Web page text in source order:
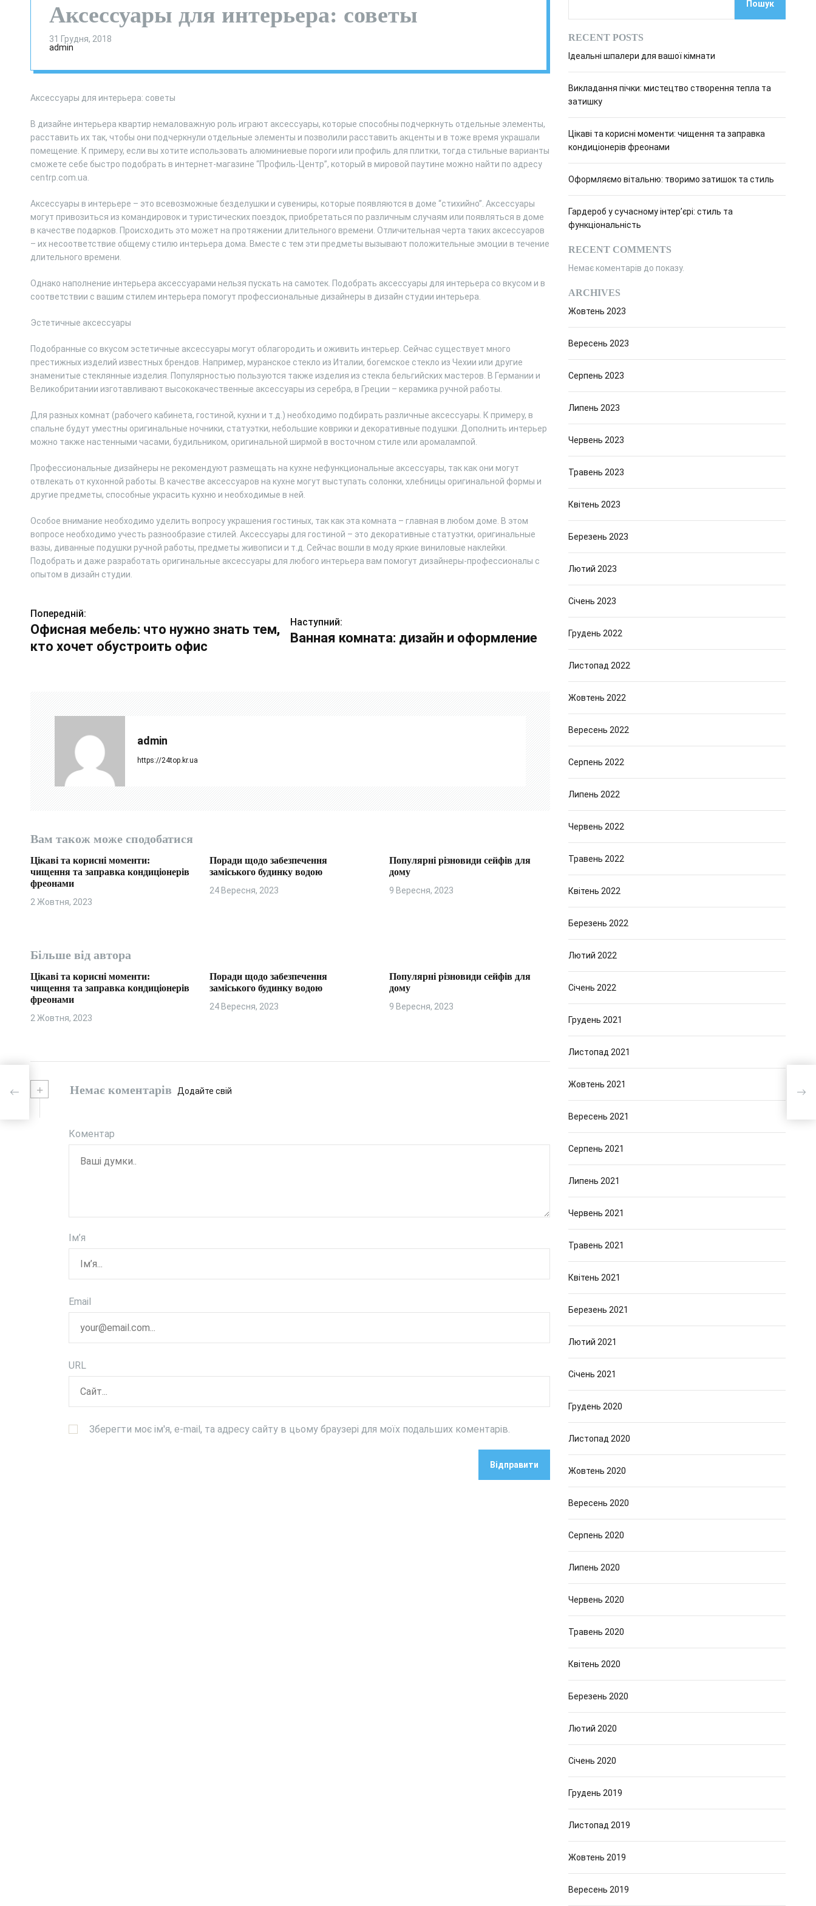
в
р
е
и
Аксессуары для интерьера: советы
31 Грудня, 2018
admin
Аксессуары для интерьера: советы
В дизайне интерьера квартир немаловажную роль играют аксессуары, которые способны подчеркнуть отдельные элементы,
расставить их так, чтобы они подчеркнули отдельные элементы и позволили расставить акценты и в тоже время украшали
помещение. К примеру, если вы хотите использовать алюминиевые пороги или профиль для плитки, тогда стильные варианты
сможете себе быстро подобрать в интернет-магазине “Профиль-Центр”, который в мировой паутине можно найти по адресу
centrp.com.ua.
Аксессуары в интерьере – это всевозможные безделушки и сувениры, которые появляются в доме “стихийно”. Аксессуары
могут привозиться из командировок и туристических поездок, приобретаться по различным случаям или появляться в доме
в качестве подарков. Происходить это может на протяжении длительного времени. Отличительная черта таких аксессуаров
– их несоответствие общему стилю интерьера дома. Вместе с тем эти предметы вызывают положительные эмоции в течение
длительного времени.
Однако наполнение интерьера аксессуарами нельзя пускать на самотек. Подобрать аксессуары для интерьера со вкусом и в
соответствии с вашим стилем интерьера помогут профессиональные дизайнеры в дизайн студии интерьера.
Эстетичные аксессуары
Подобранные со вкусом эстетичные аксессуары могут облагородить и оживить интерьер. Сейчас существует много
престижных изделий известных брендов. Например, муранское стекло из Италии, богемское стекло из Чехии или другие
знаменитые стеклянные изделия. Популярностью пользуются также изделия из стекла бельгийских мастеров. В Германии и
Великобритании изготавливают высококачественные аксессуары из серебра, в Греции – керамика ручной работы.
Для разных комнат (рабочего кабинета, гостиной, кухни и т.д.) необходимо подбирать различные аксессуары. К примеру, в
спальне будут уместны оригинальные ночники, статуэтки, небольшие коврики и декоративные подушки. Дополнить интерьер
можно также настенными часами, будильником, оригинальной ширмой в восточном стиле или аромалампой.
Профессиональные дизайнеры не рекомендуют размещать на кухне нефункциональные аксессуары, так как они могут
отвлекать от кухонной работы. В качестве аксессуаров на кухне могут выступать солонки, хлебницы оригинальной формы и
другие предметы, способные украсить кухню и необходимые в ней.
Особое внимание необходимо уделить вопросу украшения гостиных, так как эта комната – главная в любом доме. В этом
вопросе необходимо учесть разнообразие стилей. Аксессуары для гостиной – это декоративные статуэтки, оригинальные
вазы, диванные подушки ручной работы, предметы живописи и т.д. Сейчас вошли в моду яркие виниловые наклейки.
Подобрать и даже разработать оригинальные аксессуары для любого интерьера вам помогут дизайнеры-профессионалы с
опытом в дизайн студии.
Н
а
а
п
и
в
Попередній:
Офисная мебель: что нужно знать тем,
кто хочет обустроить офис
Наступний:
Ванная комната: дизайн и оформление
admin
https://24top.kr.ua
Вам також може сподобатися
Цікаві та корисні моменти:
чищення та заправка кондиціонерів
фреонами
2 Жовтня, 2023
Поради щодо забезпечення
заміського будинку водою
24 Вересня, 2023
Популярні різновиди сейфів для
дому
9 Вересня, 2023
Більше від автора
Цікаві та корисні моменти:
чищення та заправка кондиціонерів
фреонами
2 Жовтня, 2023
Поради щодо забезпечення
заміського будинку водою
24 Вересня, 2023
Популярні різновиди сейфів для
дому
9 Вересня, 2023
+ Немає коментарів Додайте свій
Коментар
Ім’я
Email
URL
Зберегти моє ім'я, e-mail, та адресу сайту в цьому браузері для моїх подальших коментарів.
Пошук
RECENT POSTS
Ідеальні шпалери для вашої кімнати
Викладання пічки: мистецтво створення тепла та
затишку
Цікаві та корисні моменти: чищення та заправка
кондиціонерів фреонами
Оформляємо вітальню: творимо затишок та стиль
Гардероб у сучасному інтер’єрі: стиль та
функціональність
RECENT COMMENTS
Немає коментарів до показу.
ARCHIVES
Жовтень 2023
Вересень 2023
Серпень 2023
Липень 2023
Червень 2023
Травень 2023
Квітень 2023
Березень 2023
Лютий 2023
Січень 2023
Грудень 2022
Листопад 2022
Жовтень 2022
Вересень 2022
Серпень 2022
Липень 2022
Червень 2022
Травень 2022
Квітень 2022
Березень 2022
Лютий 2022
Січень 2022
Грудень 2021
Листопад 2021
Жовтень 2021
Вересень 2021
Серпень 2021
Липень 2021
Червень 2021
Травень 2021
Квітень 2021
Березень 2021
Лютий 2021
Січень 2021
Грудень 2020
Листопад 2020
Жовтень 2020
Вересень 2020
Серпень 2020
Липень 2020
Червень 2020
Травень 2020
Квітень 2020
Березень 2020
Лютий 2020
Січень 2020
Грудень 2019
Листопад 2019
Жовтень 2019
Вересень 2019